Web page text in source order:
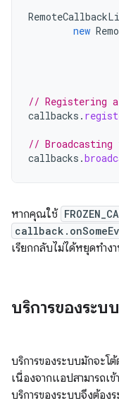
new
// Registering
callbacks .
//
callbacks .
หากคุณใช้
เรียกกลับไม่ได้หยุดทำง
บริการของระ
บริการของระบบมักจะโ
เนื่องจากแอปสามารถเ
บริการของระบบจึงต้อง